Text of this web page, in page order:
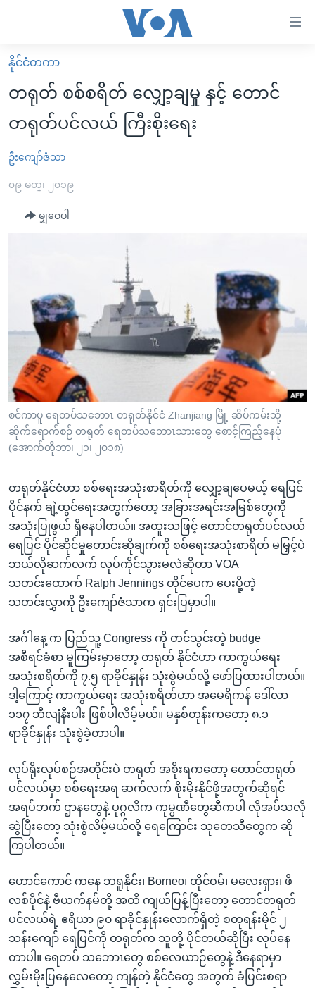
လွယ်ကူ
စေ
များ
ပင်မ
စာမျက်နှာ
ကျော်
ကြည့်
ရန်
ရှာဖွေ
နေရာ
သို့
ကျော်
ရန်
မူလစာမျက်နှာ
မြန်မာ
ကမ္ဘာ့သတင်းများ
နိုင်ငံတကာ
အစ္စရေး-ပါလက်စတိုင်း
ဗွီဒီယို
အင်္ဂလိပ်စာလေ့လာမယ်
ရုပ်ရှင်ထဲက အင်္ဂလိပ်စာ
သုတပဒေသာ အင်္ဂလိပ်စာ
တီဗွီ
ရေဒီယိုနှင့်ရုပ်သံ အချက်အလက်များ
ရေဒီယို/တီဗွီအစီအစဉ်
Learning English
ဗွီအိုအေ လူမှုကွန်ယက်များ
ဘာသာစကားများ
နိုင်ငံတကာ
တရုတ် စစ်စရိတ် လျှော့ချမှု နှင့် တောင်
တရုတ်ပင်လယ် ကြီးစိုးရေး
ဦးကျော်ဇံသာ
၀၉ မတ္၊ ၂၀၁၉
မျှဝေပါ
စင်ကာပူ ရေတပ်သဘောၤ တရုတ်နိုင်ငံ Zhanjiang မြို့ ဆိပ်ကမ်းသို့
ဆိုက်ရောက်စဉ် တရုတ် ရေတပ်သဘောၤသားတွေ စောင့်ကြည့်နေပုံ
(အောက်တိုဘာ၊ ၂၁၊ ၂၀၁၈)
တရုတ်နိုင်ငံဟာ စစ်ရေးအသုံးစာရိတ်ကို လျှော့ချပေမယ့် ရေပြင်
ပိုင်နက် ချဲ့ထွင်ရေးအတွက်တော့ အခြားအရင်းအမြစ်တွေကို
အသုံးပြုဖွယ် ရှိနေပါတယ်။ အထူးသဖြင့် တောင်တရုတ်ပင်လယ်
ရေပြင် ပိုင်ဆိုင်မှုတောင်းဆိုချက်ကို စစ်ရေးအသုံးစာရိတ် မမြှင့်ပဲ
ဘယ်လိုဆက်လက် လုပ်ကိုင်သွားမလဲဆိုတာ VOA
သတင်းထောက် Ralph Jennings တိုင်ပေက ပေးပို့တဲ့
သတင်းလွှာကို ဦးကျော်ဇံသာက ရှင်းပြမှာပါ။
အင်္ဂါနေ့ က ပြည်သူ့ Congress ကို တင်သွင်းတဲ့ budge
အစီရင်ခံစာ မူကြမ်းမှာတော့ တရုတ် နိုင်ငံဟာ ကာကွယ်ရေး
အသုံးစရိတ်ကို ၇.၅ ရာခိုင်နှုန်း သုံးစွဲမယ်လို့ ဖော်ပြထားပါတယ်။
ဒါ့ကြောင့် ကာကွယ်ရေး အသုံးစရိတ်ဟာ အမေရိကန် ဒေါ်လာ
၁၁၇ ဘီလျံနီးပါး ဖြစ်ပါလိမ့်မယ်။ မနှစ်တုန်းကတော့ ၈.၁
ရာခိုင်နှုန်း သုံးစွဲခဲ့တာပါ။
လုပ်ရိုးလုပ်စဉ်အတိုင်းပဲ တရုတ် အစိုးရကတော့ တောင်တရုတ်
ပင်လယ်မှာ စစ်ရေးအရ ဆက်လက် စိုးမိုးနိုင်ဖို့အတွက်ဆိုရင်
အရပ်ဘက် ဌာနတွေနဲ့ ပုဂ္ဂလိက ကုမ္ပဏီတွေဆီကပါ လိုအပ်သလို
ဆွဲပြီးတော့ သုံးစွဲလိမ့်မယ်လို့ ရေကြောင်း သုတေသီတွေက ဆို
ကြပါတယ်။
ဟောင်ကောင် ကနေ ဘရူနိုင်း၊ Borneo၊ ထိုင်ဝမ်၊ မလေးရှား၊ ဖိ
လစ်ပိုင်နဲ့ ဗီယက်နမ်တို့ အထိ ကျယ်ပြန့်ပြီးတော့ တောင်တရုတ်
ပင်လယ်ရဲ့ ဧရိယာ ၉၀ ရာခိုင်နှုန်းလောက်ရှိတဲ့ စတုရန်းမိုင် ၂
သန်းကျော် ရေပြင်ကို တရုတ်က သူတို့ ပိုင်တယ်ဆိုပြီး လုပ်နေ
တာပါ။ ရေတပ် သဘောၤတွေ စစ်လေယာဉ်တွေနဲ့ ဒီနေရာမှာ
လွှမ်းမိုးပြနေလေတော့ ကျန်တဲ့ နိုင်ငံတွေ အတွက် ခံပြင်းစရာ